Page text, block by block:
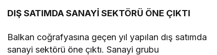
DIŞ SATIMDA SANAYİ SEKTÖRÜ ÖNE ÇIKTI
Balkan coğrafyasına geçen yıl yapılan dış satımda
sanayi sektörü öne çıktı. Sanayi grubu